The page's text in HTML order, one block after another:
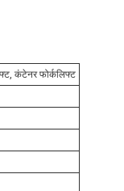
कंटेनर फोर्कलिफ्ट